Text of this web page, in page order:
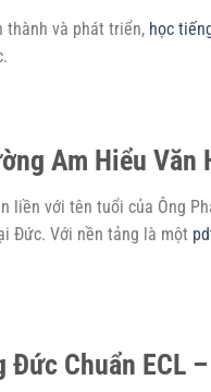
thành và phát triển, học
Am Hiểu Văn
liền với tên tuổi của Ông
Đức. Với nền tảng là một
Đức Chuẩn ECL